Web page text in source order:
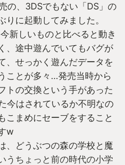
の、3DSでもない「DS」の
りに起動してみました。
新しいものと比べると動き
、途中遊んでいてもバグが
、せっかく遊んだデータを
ことが多々…発売当時から
トの交換という手があった
今はされているか不明なの
こまめにセーブをすること
w
、どうぶつの森の学校と魔
うちょっと前の時代の小学